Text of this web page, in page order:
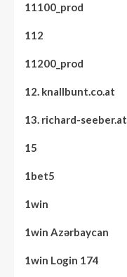
11100_prod
112
11200_prod
12. knallbunt.co.at
13. richard-seeber.at
15
1bet5
1win
1win Azərbaycan
1win Login 174